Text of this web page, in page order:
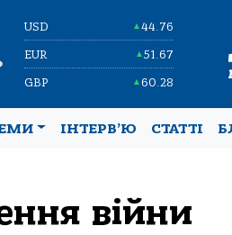
USD ▲44.76
EUR ▲51.67
GBP ▲60.28
ІНТЕРВ’Ю СТАТТІ
війни